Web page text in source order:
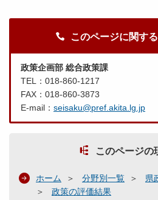
このページに関す
政策企画部 総合政策課
TEL：018-860-1217
FAX：018-860-3873
E-mail： seisaku@pref.akita.lg.jp
このページの
ホーム 分野別一覧 県
政策の評価結果